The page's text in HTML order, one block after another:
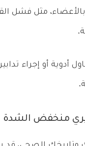
مثل فشل
أدوية أو إجراء
منخفض الشدة